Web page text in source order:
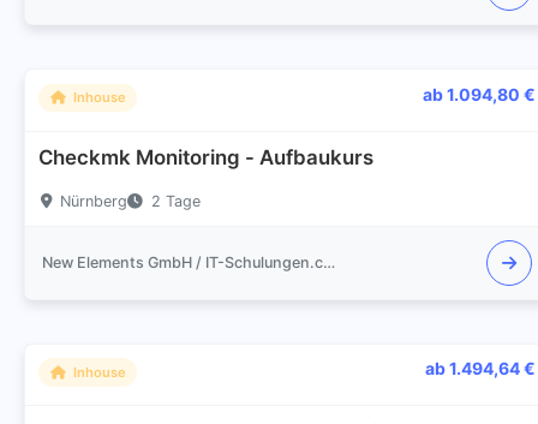
Inhouse ab 1.094,80 €
Checkmk Monitoring - Aufbaukurs
Nürnberg 2 Tage
New Elements GmbH / IT-Schulungen.com
Inhouse ab 1.494,64 €